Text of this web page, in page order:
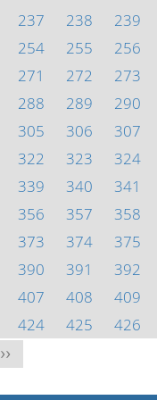
237 238 239
254 255 256
271 272 273
288 289 290
305 306 307
322 323 324
339 340 341
356 357 358
373 374 375
390 391 392
407 408 409
424 425 426
>>